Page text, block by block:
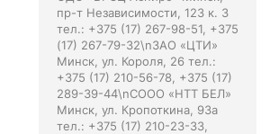
пр-т Независимости, 123 к. 3
тел.: +375 (17) 267-98-51, +375
(17) 267-79-32\nЗАО «ЦТИ»
Минск, ул. Короля, 26 тел.:
+375 (17) 210-56-78, +375 (17)
289-39-44\nСООО «НТТ БЕЛ»
Минск, ул. Кропоткина, 93а
тел.: +375 (17) 210-23-33,